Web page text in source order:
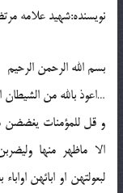
نويسنده:شهید علامه
بسم الله الرحمن الرحیم
…اعوذ بالله من الشیطان
و قل للمؤمنات یغضضن
الا ماظهر منها
لبعولتهن او ابائهن